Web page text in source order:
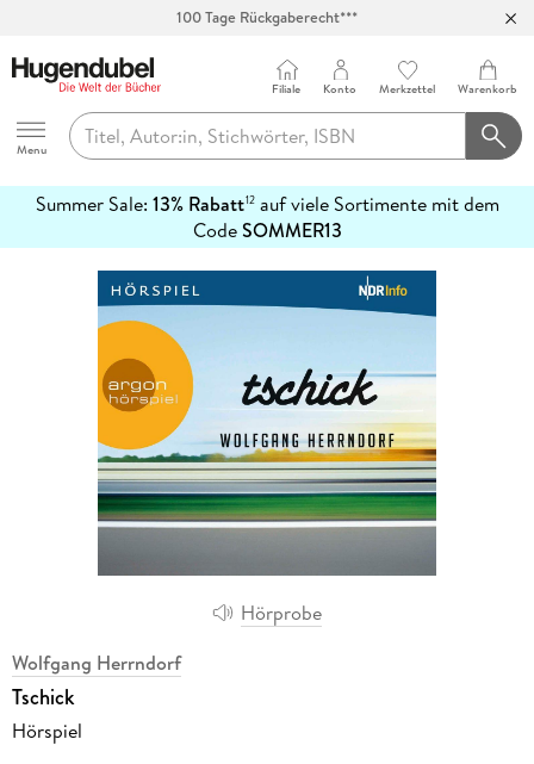
100 Tage Rückgaberecht***
Hugendubel
Menu
Filiale Konto Merkzettel Warenkorb
Summer Sale: 13% Rabatt12auf viele Sortimente mit dem
CodeSOMMER13
erfahren
Hörprobe
Wolfgang Herrndorf
Tschick
Hörspiel